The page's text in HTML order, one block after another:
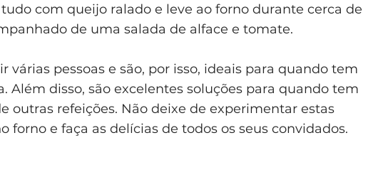
com queijo ralado e leve ao forno durante cerca de
de uma salada de alface e tomate.
várias pessoas e são, por isso, ideais para quando tem
Além disso, são excelentes soluções para quando tem
outras refeições. Não deixe de experimentar estas
forno e faça as delícias de todos os seus convidados.